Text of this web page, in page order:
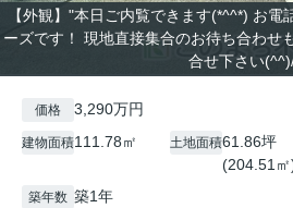
【外観】"本日ご内覧できます(*^^*) お電
ーズです！ 現地直接集合のお待ち合わせ
合せ下さい
価格 3,290万円
建物面積111.78㎡ 土地面積61.86坪
(204.51㎡
築年数 築1年